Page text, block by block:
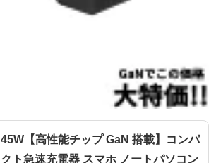
45W【高性能チップ GaN 搭載】コンパ
クト急速充電器 スマホ ノートパソコン